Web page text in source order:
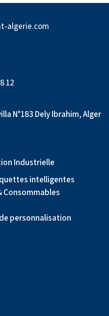
algerie.com
12
N°183 Dely Ibrahim, Alger
Industrielle
intelligentes
Consommables
personnalisation